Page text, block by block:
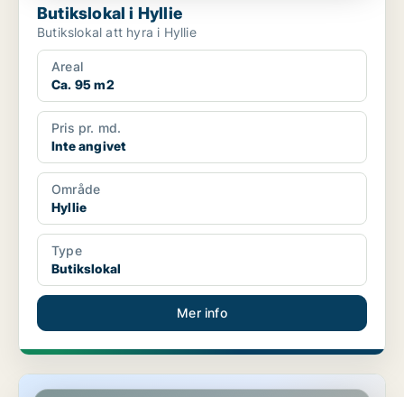
Butikslokal i Hyllie
Butikslokal att hyra i Hyllie
Areal
Ca. 95 m2
Pris pr. md.
Inte angivet
Område
Hyllie
Type
Butikslokal
Mer info
Butikslokal i Hyllie